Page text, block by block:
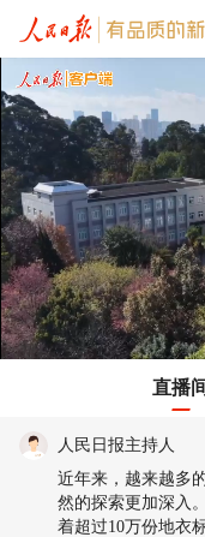
直播
人民日报主持人
近年来，越来越多
然的探索更加深入
着超过10万份地衣